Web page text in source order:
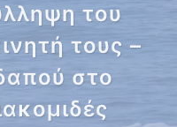
του
τους –
στο